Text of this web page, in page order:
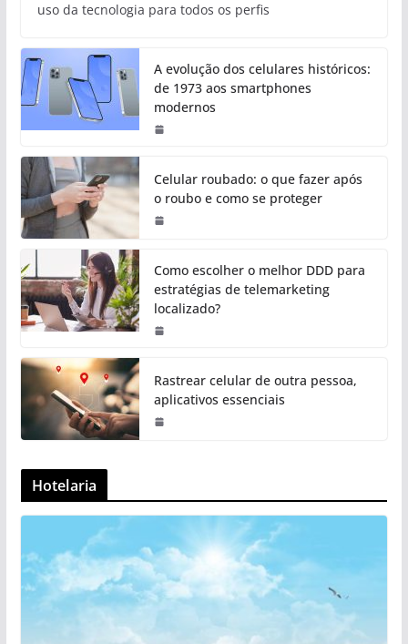
uso da tecnologia para todos os perfis
A evolução dos celulares históricos:
de 1973 aos smartphones
modernos
Celular roubado: o que fazer após
o roubo e como se proteger
Como escolher o melhor DDD para
estratégias de telemarketing
localizado?
Rastrear celular de outra pessoa,
aplicativos essenciais
Hotelaria